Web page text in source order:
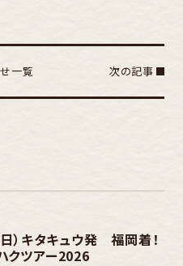
一覧 次の記事
）キタキュウ発 福岡着！
クツアー2026